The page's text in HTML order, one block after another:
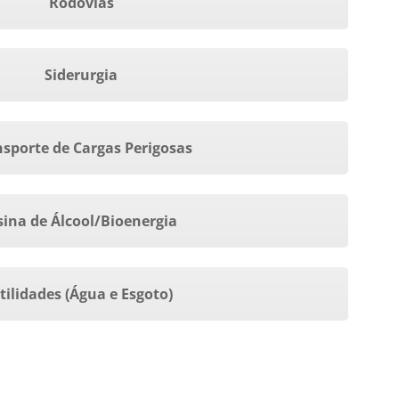
Siderurgia
de Cargas Perigosas
de Álcool/Bioenergia
(Água e Esgoto)